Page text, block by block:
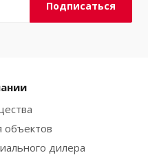
объектов
дилера